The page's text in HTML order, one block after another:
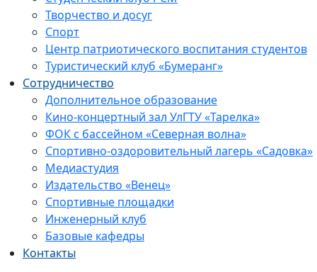
Творчество и досуг
Спорт
Центр патриотического воспитания студентов
Туристический клуб «Бумеранг»
Сотрудничество
Дополнительное образование
Кино-концертный зал УлГТУ «Тарелка»
ФОК с бассейном «Северная волна»
Спортивно-оздоровительный лагерь «Садовка»
Медиастудия
Издательство «Венец»
Спортивные площадки
Инженерный клуб
Базовые кафедры
Контакты